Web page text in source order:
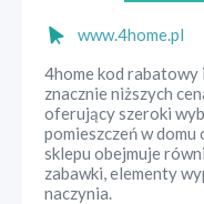
www.4home.pl
4home kod rabatowy
znacznie niższych
oferujący szeroki
pomieszczeń w
sklepu obejmuje
zabawki, elementy
naczynia.